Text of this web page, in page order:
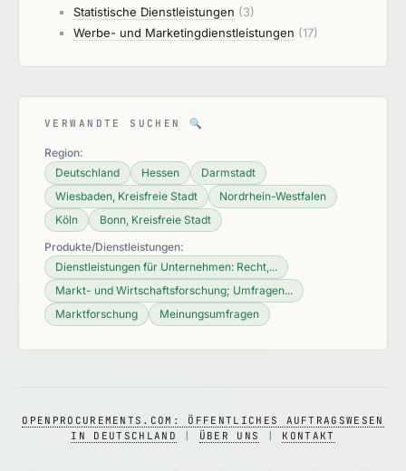
Statistische Dienstleistungen (3)
Werbe- und Marketingdienstleistungen (17)
VERWANDTE SUCHEN 🔍
Region:
Deutschland
Hessen
Darmstadt
Wiesbaden, Kreisfreie Stadt
Nordrhein-Westfalen
Köln
Bonn, Kreisfreie Stadt
Produkte/Dienstleistungen:
Dienstleistungen für Unternehmen: Recht,...
Markt- und Wirtschaftsforschung; Umfragen...
Marktforschung
Meinungsumfragen
OPENPROCUREMENTS.COM: ÖFFENTLICHES AUFTRAGSWESEN
IN DEUTSCHLAND
ÜBER UNS KONTAKT